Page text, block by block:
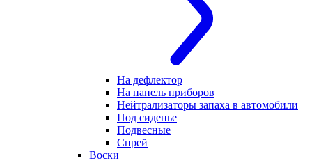
На дефлектор
На панель приборов
Нейтрализаторы запаха в автомобили
Под сиденье
Подвесные
Спрей
Воски